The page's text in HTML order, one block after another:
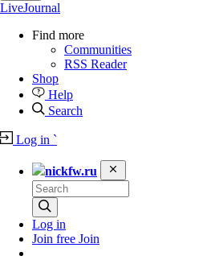
LiveJournal
Find more
Communities
RSS Reader
Shop
Help
Search
Log in `
nickfw.ru
Log in
Join free Join